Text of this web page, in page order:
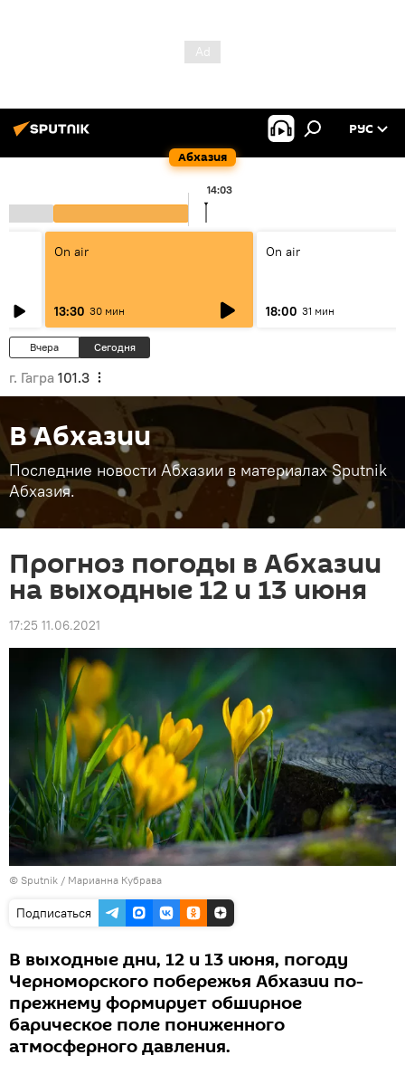
Абхазия
РУС
14:03
On air
13:30 30 мин
On air
18:00 31 мин
Вчера Сегодня
г. Гагра 101.3
В Абхазии
Последние новости Абхазии в материалах Sputnik
Абхазия.
Прогноз погоды в Абхазии
на выходные 12 и 13 июня
17:25 11.06.2021
© Sputnik / Марианна Кубрава
Подписаться
В выходные дни, 12 и 13 июня, погоду
Черноморского побережья Абхазии по-
прежнему формирует обширное
барическое поле пониженного
атмосферного давления.